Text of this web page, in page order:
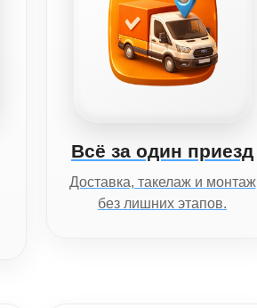
Всё за один приезд
Доставка, такелаж и монтаж
без лишних этапов.